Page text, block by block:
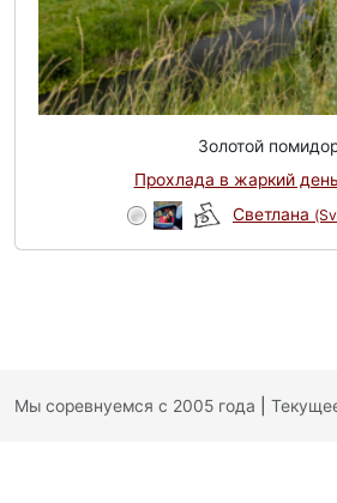
Золотой
Прохлада в жаркий день
Светлана
Мы соревнуемся с 2005 года